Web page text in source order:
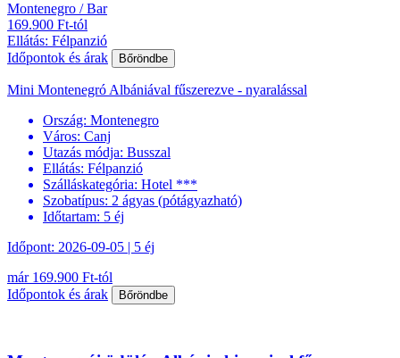
Montenegro / Bar
169.900 Ft-tól
Ellátás: Félpanzió
Időpontok és árak
Bőröndbe
Mini Montenegró Albániával fűszerezve - nyaralással
Ország: Montenegro
Város: Canj
Utazás módja: Busszal
Ellátás: Félpanzió
Szálláskategória: Hotel ***
Szobatípus: 2 ágyas (pótágyazható)
Időtartam: 5 éj
Időpont: 2026-09-05 | 5 éj
már 169.900 Ft-tól
Időpontok és árak
Bőröndbe